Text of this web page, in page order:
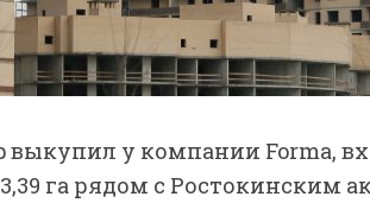
выкупил у компании Forma,
га рядом с Ростокинским